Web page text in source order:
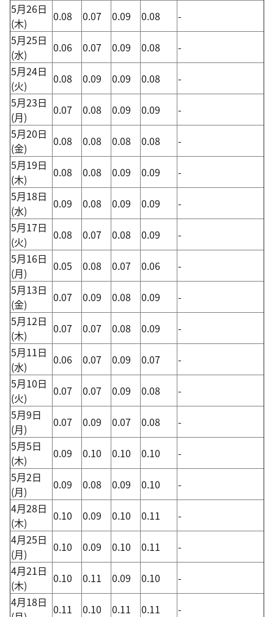
5月26日
(木)
0.08 0.07 0.09 0.08
-
5月25日
(水)
0.06 0.07 0.09 0.08
-
5月24日
(火)
0.08 0.09 0.09 0.08
-
5月23日
(月)
0.07 0.08 0.09 0.09
-
5月20日
(金)
0.08 0.08 0.08 0.08
-
5月19日
(木)
0.08 0.08 0.09 0.09
-
5月18日
(水)
0.09 0.08 0.09 0.09
-
5月17日
(火)
0.08 0.07 0.08 0.09
-
5月16日
(月)
0.05 0.08 0.07 0.06
-
5月13日
(金)
0.07 0.09 0.08 0.09
-
5月12日
(木)
0.07 0.07 0.08 0.09
-
5月11日
(水)
0.06 0.07 0.09 0.07
-
5月10日
(火)
0.07 0.07 0.09 0.08
-
5月9日
(月)
0.07 0.09 0.07 0.08
-
5月5日
(木)
0.09 0.10 0.10 0.10
-
5月2日
(月)
0.09 0.08 0.09 0.10
-
4月28日
(木)
0.10 0.09 0.10 0.11
-
4月25日
(月)
0.10 0.09 0.10 0.11
-
4月21日
(木)
0.10 0.11 0.09 0.10
-
4月18日 0.11 0.10 0.11 0.11 -